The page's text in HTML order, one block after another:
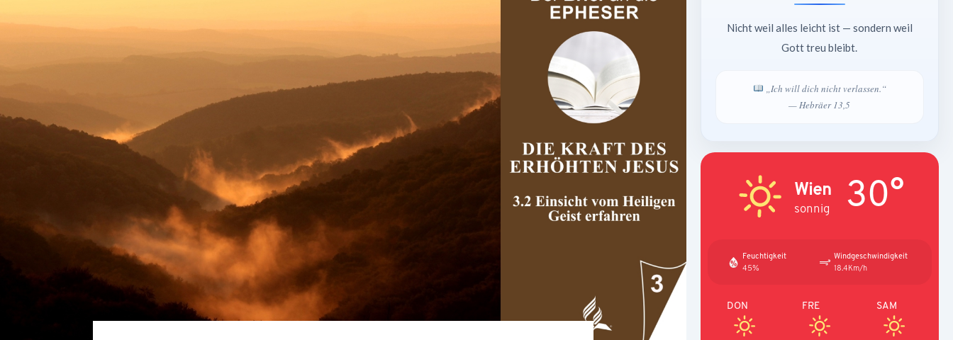
Nicht weil alles leicht ist — sondern weil
Gott treu bleibt.
„Ich will dich nicht verlassen.“
— Hebräer 13,5
Wien
sonnig 30°
Feuchtigkeit
45%
Windgeschwindigkeit
18.4Km/h
DON FRE SAM